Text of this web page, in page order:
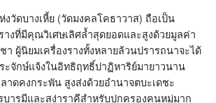
บาง
เหี้ย
งวัดบางเหี้ย (วัดมงคลโคธาวาส) ถือเป็น
างที่มีคุณวิเศษเลิศล้ำสุดยอดและสูงด้วยมูลค่า
า ผู้นิยมเครื่องรางทั้งหลายล้วนปรารถนาจะได้
ระจักษ์แจ้งในอิทธิฤทธิ์ปาฏิหาริย์มายาวนาน
าดคงกระพัน สูงส่งด้วยอำนาจตบะเดชะ
บารมีและสง่าราคีสำหรับปกครองคนหมู่มาก